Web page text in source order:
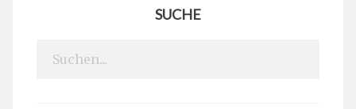
SUCHE
Search